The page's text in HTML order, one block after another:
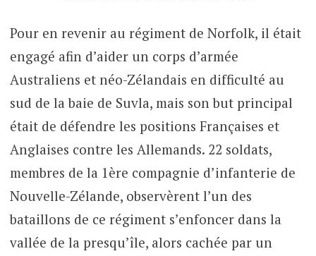
Pour en revenir au régiment de Norfolk, il était
engagé afin d’aider un corps d’armée
Australiens et néo-Zélandais en difficulté au
sud de la baie de Suvla, mais son but principal
était de défendre les positions Françaises et
Anglaises contre les Allemands. 22 soldats,
membres de la 1ère compagnie d’infanterie de
Nouvelle-Zélande, observèrent l’un des
bataillons de ce régiment s’enfoncer dans la
vallée de la presqu’île, alors cachée par un